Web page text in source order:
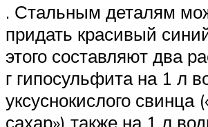
. Стальным деталям
придать красивый
этого составляют два
г гипосульфита на 1 л
уксуснокислого свинца
сахар») также на 1 л